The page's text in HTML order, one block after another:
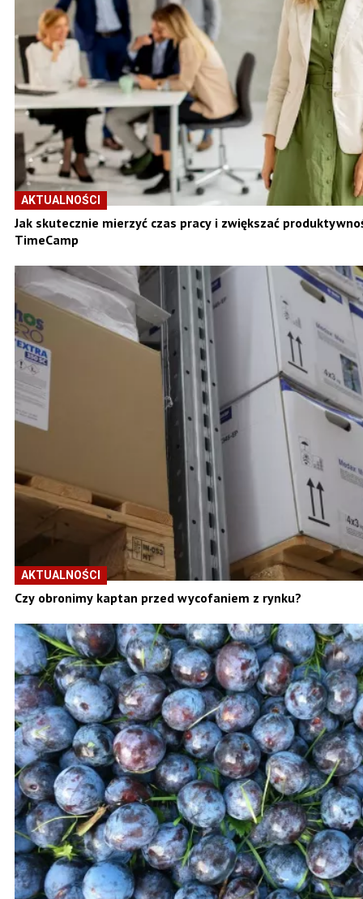
AKTUALNOŚCI
Jak skutecznie mierzyć czas pracy i zwiększać
TimeCamp
AKTUALNOŚCI
Czy obronimy kaptan przed wycofaniem z rynku?